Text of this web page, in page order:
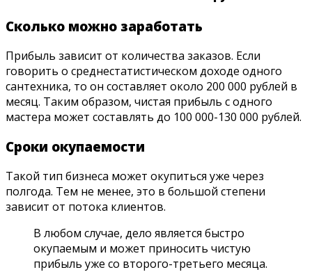
Сколько можно заработать
Прибыль зависит от количества заказов. Если
говорить о среднестатистическом доходе одного
сантехника, то он составляет около 200 000 рублей в
месяц. Таким образом, чистая прибыль с одного
мастера может составлять до 100 000-130 000 рублей.
Сроки окупаемости
Такой тип бизнеса может окупиться уже через
полгода. Тем не менее, это в большой степени
зависит от потока клиентов.
В любом случае, дело является быстро
окупаемым и может приносить чистую
прибыль уже со второго-третьего месяца.